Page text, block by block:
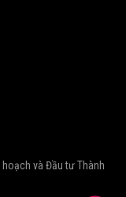
hoạch và Đầu tư Thành